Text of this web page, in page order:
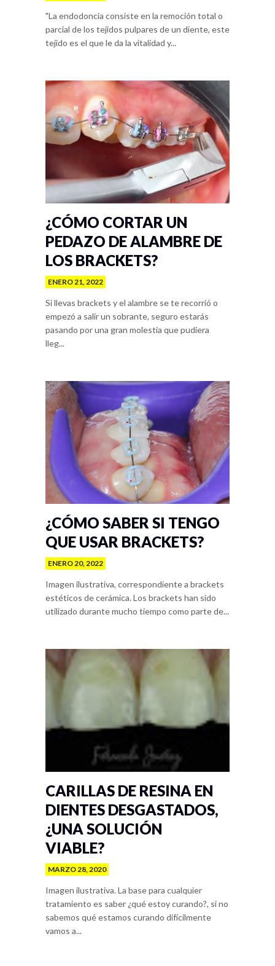
"La endodoncia consiste en la remoción total o
parcial de los tejidos pulpares de un diente, este
tejido es el que le da la vitalidad y...
¿CÓMO CORTAR UN
PEDAZO DE ALAMBRE DE
LOS BRACKETS?
ENERO 21, 2022
Si llevas brackets y el alambre se te recorrió o
empezó a salir un sobrante, seguro estarás
pasando por una gran molestia que pudiera
lleg...
¿CÓMO SABER SI TENGO
QUE USAR BRACKETS?
ENERO 20, 2022
Imagen ilustrativa, correspondiente a brackets
estéticos de cerámica. Los brackets han sido
utilizado durante mucho tiempo como parte de...
CARILLAS DE RESINA EN
DIENTES DESGASTADOS,
¿UNA SOLUCIÓN
VIABLE?
MARZO 28, 2020
Imagen ilustrativa. La base para cualquier
tratamiento es saber ¿qué estoy curando?, si no
sabemos qué estamos curando difícilmente
vamos a...